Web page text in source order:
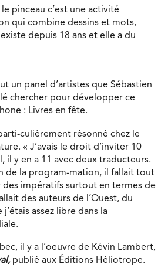
pinceau c’est une activité
qui combine dessins et mots,
depuis 18 ans et elle a du
un panel d’artistes que Sébastien
chercher pour développer ce
: Livres en fête.
culièrement résonné chez le
« J’avais le droit d’inviter 10
il y en a 11 avec deux traducteurs.
de la program-mation, il fallait tout
impératifs surtout en termes de
des auteurs de l’Ouest, du
assez libre dans la
il y a l’oeuvre de Kévin Lambert,
publié aux Éditions Héliotrope.